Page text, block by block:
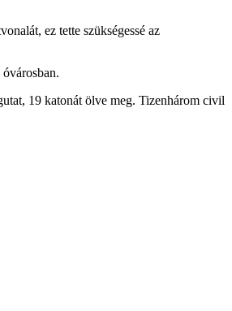
ez tette szükségessé az
19 katonát ölve meg. Tizenhárom civil